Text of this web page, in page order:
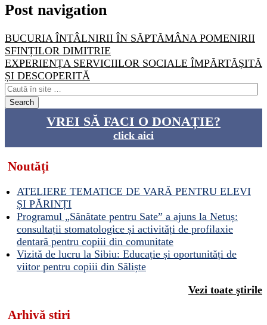
Post navigation
BUCURIA ÎNTÂLNIRII ÎN SĂPTĂMÂNA POMENIRII
SFINȚILOR DIMITRIE
EXPERIENȚA SERVICIILOR SOCIALE ÎMPĂRTĂȘITĂ
ȘI DESCOPERITĂ
VREI SĂ FACI O DONAȚIE?
click aici
Noutăți
ATELIERE TEMATICE DE VARĂ PENTRU ELEVI
ȘI PĂRINȚI
Programul „Sănătate pentru Sate” a ajuns la Netuș:
consultații stomatologice și activități de profilaxie
dentară pentru copiii din comunitate
Vizită de lucru la Sibiu: Educație și oportunități de
viitor pentru copiii din Săliște
Vezi toate ştirile
Arhivă stiri